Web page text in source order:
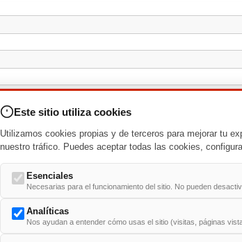
Este sitio utiliza cookies
Utilizamos cookies propias y de terceros para mejorar tu
nuestro tráfico. Puedes aceptar todas las cookies,
Esenciales
Necesarias para el funcionamiento del sitio. No pueden
Analíticas
Nos ayudan a entender cómo usas el sitio (visitas, páginas